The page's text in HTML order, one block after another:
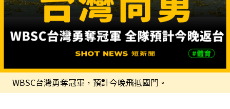
WBSC台灣勇奪冠軍，預計今晚飛抵國門。